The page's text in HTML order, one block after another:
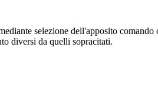
selezione dell'apposito
diversi da quelli sopracitati.